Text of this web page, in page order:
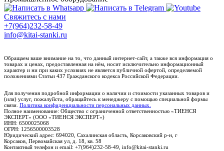
Свяжитесь с нами
+7(964)232-58-49
info@kitai-stanki.ru
Обращаем ваше внимание на то, что данный интернет-сайт, а также вся информация о
товарах и ценах, предоставленная на нём, носит исключительно информационный
характер и ни при каких условиях не является публичной офертой, определяемой
положениями Статьи 437 Гражданского кодекса Российской Федерации.
Для получения подробной информации о наличии и стоимости указанных товаров и
(или) услуг, пожалуйста, обращайтесь к менеджеру с помощью специальной формы
связи. Политика конфиденциальности персональных данных.
Полное наименование: Общество с ограниченной ответственностью «ТИЕНСЯ
ЭКСПЕРТ» (ООО «ТИЕНСЯ ЭКСПЕРТ»)
ИНН: 6500025068
ОГРН: 1256500003528
Юридический адрес: 694020, Сахалинская область, Корсаковский р-н, г
Корсаков, Первомайская ул, д. 18, кв. 58
Контактный телефон и email: +7(964)232-58-49, info@kitai-stanki.ru